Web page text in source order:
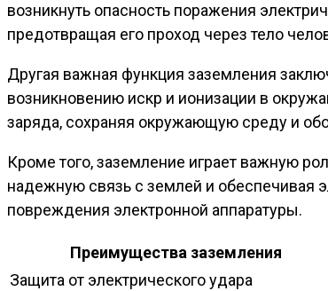
возникнуть опасность поражения
предотвращая его проход через тело
Другая важная функция заземления
возникновению искр и ионизации в
заряда, сохраняя окружающую среду и
Кроме того, заземление играет важную
надежную связь с землей и обеспечивая
повреждения электронной аппаратуры.
Преимущества заземления
Защита от электрического удара